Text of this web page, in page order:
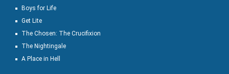
Boys for Life
Get Lite
The Chosen: The Crucifixion
The Nightingale
A Place in Hell